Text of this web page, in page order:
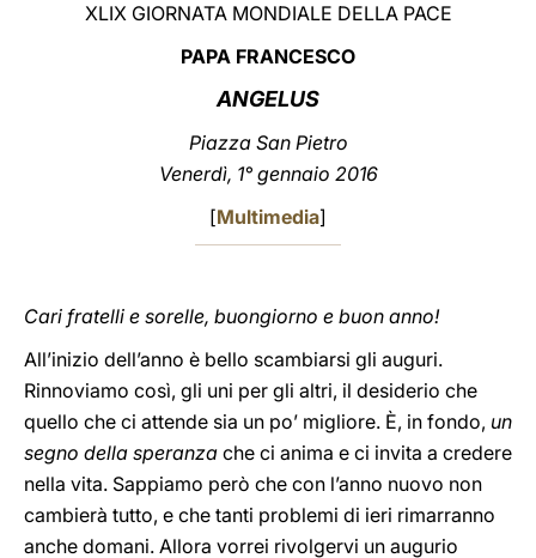
XLIX GIORNATA MONDIALE DELLA PACE
PAPA FRANCESCO
ANGELUS
Piazza San Pietro
Venerdì, 1° gennaio 2016
[Multimedia]
Cari fratelli e sorelle, buongiorno e buon anno!
All’inizio dell’anno è bello scambiarsi gli auguri.
Rinnoviamo così, gli uni per gli altri, il desiderio che
quello che ci attende sia un po’ migliore. È, in fondo, un
segno della speranza che ci anima e ci invita a credere
nella vita. Sappiamo però che con l’anno nuovo non
cambierà tutto, e che tanti problemi di ieri rimarranno
anche domani. Allora vorrei rivolgervi un augurio